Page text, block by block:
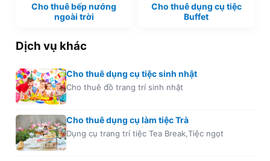
Cho thuê bếp nướng
ngoài trời
Cho thuê dụng cụ tiệc
Buffet
Dịch vụ khác
Cho thuê dụng cụ tiệc sinh nhật
Cho thuê đồ trang trí sinh nhật
Cho thuê dụng cụ làm tiệc Trà
Dụng cụ trang trí tiệc Tea Break,Tiệc ngọt